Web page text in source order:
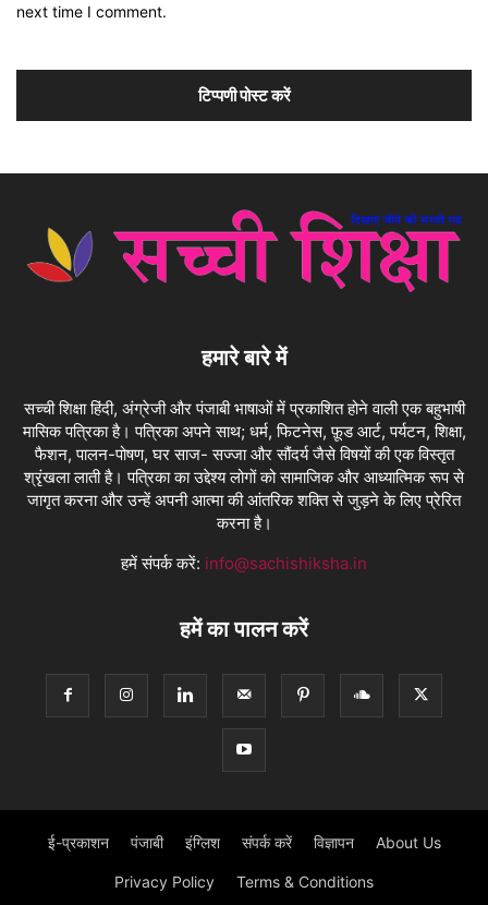
next time I comment.
हमारे बारे में
सच्ची शिक्षा हिंदी, अंग्रेजी और पंजाबी भाषाओं में प्रकाशित होने वाली एक बहुभाषी
मासिक पत्रिका है। पत्रिका अपने साथ; धर्म, फिटनेस, फ़ूड आर्ट, पर्यटन, शिक्षा,
फैशन, पालन-पोषण, घर साज- सज्जा और सौंदर्य जैसे विषयों की एक विस्तृत
श्रृंखला लाती है। पत्रिका का उद्देश्य लोगों को सामाजिक और आध्यात्मिक रूप से
जागृत करना और उन्हें अपनी आत्मा की आंतरिक शक्ति से जुड़ने के लिए प्रेरित
करना है।
हमें संपर्क करें: info@sachishiksha.in
हमें का पालन करें
ई-प्रकाशन पंजाबी इंग्लिश संपर्क करें विज्ञापन About Us
Privacy Policy Terms & Conditions